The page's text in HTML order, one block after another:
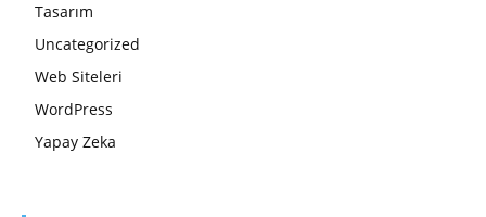
Tasarım
Uncategorized
Web Siteleri
WordPress
Yapay Zeka